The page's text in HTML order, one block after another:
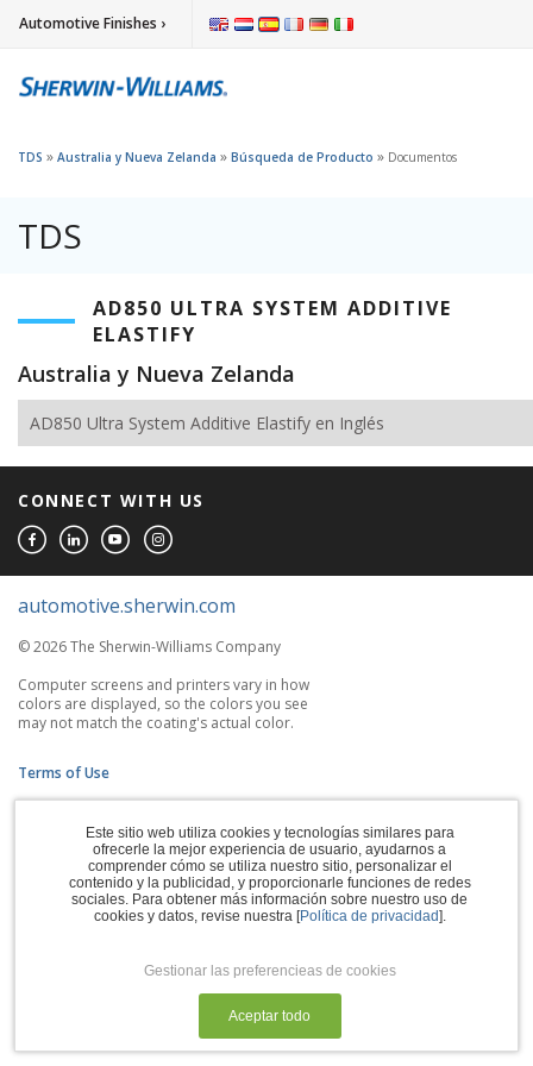
Automotive Finishes ›
TDS » Australia y Nueva Zelanda » Búsqueda de Producto » Documentos
TDS
AD850 ULTRA SYSTEM ADDITIVE
ELASTIFY
Australia y Nueva Zelanda
AD850 Ultra System Additive Elastify en Inglés
CONNECT WITH US
automotive.sherwin.com
© 2026 The Sherwin-Williams Company
Computer screens and printers vary in how
colors are displayed, so the colors you see
may not match the coating's actual color.
Terms of Use
Accessibility Statement
CA Supply Chains Act
Subscription Center
Este sitio web utiliza cookies y tecnologías similares para
ofrecerle la mejor experiencia de usuario, ayudarnos a
comprender cómo se utiliza nuestro sitio, personalizar el
contenido y la publicidad, y proporcionarle funciones de redes
sociales. Para obtener más información sobre nuestro uso de
cookies y datos, revise nuestra [Política de privacidad].
Gestionar las preferencieas de cookies
Aceptar todo